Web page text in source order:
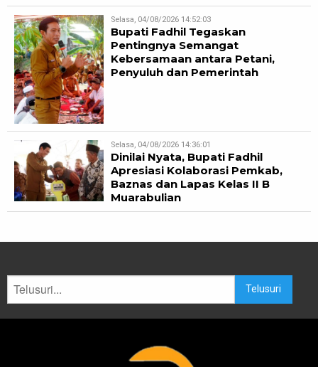
Selasa, 04/08/2026 14:52:03
Bupati Fadhil Tegaskan
Pentingnya Semangat
Kebersamaan antara Petani,
Penyuluh dan Pemerintah
Selasa, 04/08/2026 14:36:01
Dinilai Nyata, Bupati Fadhil
Apresiasi Kolaborasi Pemkab,
Baznas dan Lapas Kelas II B
Muarabulian
Telusuri